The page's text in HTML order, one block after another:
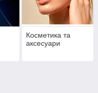
Косметика та
аксесуари